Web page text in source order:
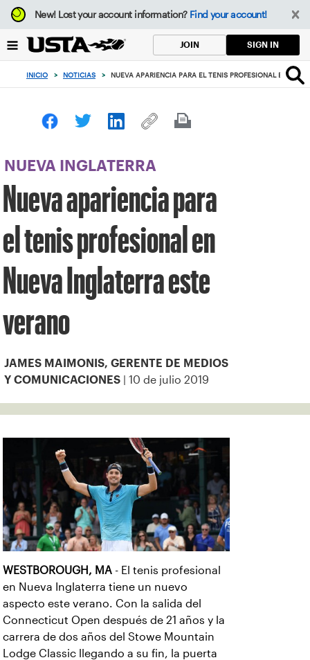
Enfoque
desde
botón
volver
principio
New!Lost your account information? Find your account!
JOIN SIGN IN
INICIO > NOTICIAS > NUEVA APARIENCIA PARA EL TENIS PROFESIONAL EN
NUEVA INGLATERRA
Nueva apariencia para
el tenis profesional en
Nueva Inglaterra este
verano
JAMES MAIMONIS, GERENTE DE MEDIOS
Y COMUNICACIONES | 10 de julio 2019
WESTBOROUGH, MA - El tenis profesional
en Nueva Inglaterra tiene un nuevo
aspecto este verano. Con la salida del
Connecticut Open después de 21 años y la
carrera de dos años del Stowe Mountain
Lodge Classic llegando a su fin, la puerta